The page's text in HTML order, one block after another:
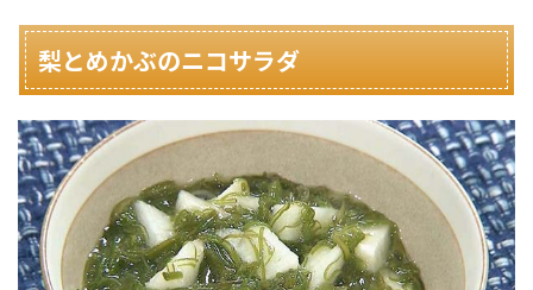
梨とめかぶのニコサラダ